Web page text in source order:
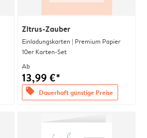
Zitrus-Zauber
Einladungskarten | Premium Papier
10er Karten-Set
Ab
13,99 €*
offers Dauerhaft günstige Preise